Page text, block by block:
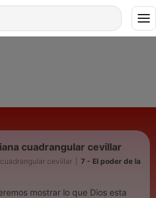
cuadrangular cevillar
cevillar
7 - El poder de la
mostrar lo que Dios esta